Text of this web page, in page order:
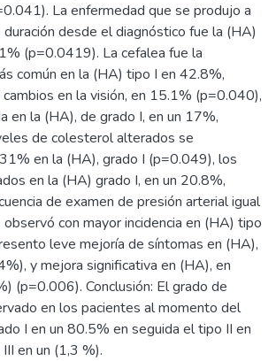
La enfermedad que se produjo a
desde el diagnóstico fue la (HA)
(p=0.0419). La cefalea fue la
común en la (HA) tipo I en 42.8%,
en la visión, en 15.1% (p=0.040),
en la (HA), de grado I, en un 17%,
de colesterol alterados se
en la (HA), grado I (p=0.049), los
en la (HA) grado I, en un 20.8%,
de examen de presión arterial igual
con mayor incidencia en (HA) tipo
leve mejoría de síntomas en (HA),
y mejora significativa en (HA), en
(p=0.006). Conclusión: El grado de
en los pacientes al momento del
I en un 80.5% en seguida el tipo II en
en un (1,3 %).